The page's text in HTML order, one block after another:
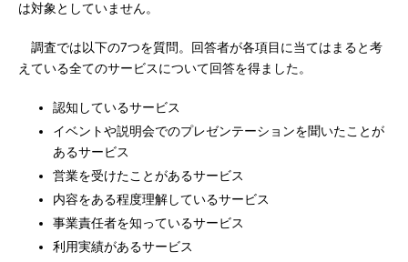
は対象としていません。
調査では以下の7つを質問。回答者が各項目に当てはまると考
えている全てのサービスについて回答を得ました。
認知しているサービス
イベントや説明会でのプレゼンテーションを聞いたことが
あるサービス
営業を受けたことがあるサービス
内容をある程度理解しているサービス
事業責任者を知っているサービス
利用実績があるサービス